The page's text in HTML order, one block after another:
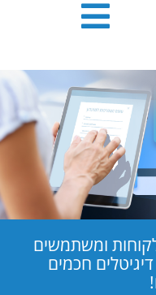
ומשתמשים
חכמים